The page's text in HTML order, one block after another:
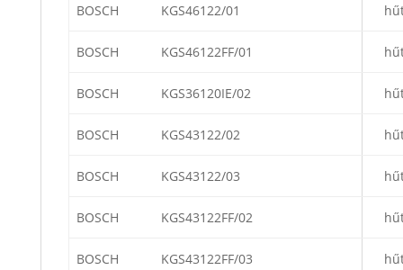
BOSCH KGS46122/01
BOSCH KGS46122FF/01
BOSCH KGS36120IE/02
BOSCH KGS43122/02
BOSCH KGS43122/03
BOSCH KGS43122FF/02
BOSCH KGS43122FF/03